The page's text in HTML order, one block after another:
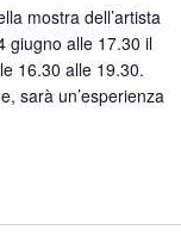
mostra dell’artista
giugno alle 17.30 il
16.30 alle 19.30.
sarà un’esperienza